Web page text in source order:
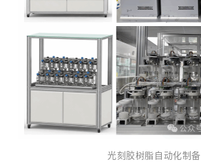
光刻胶树脂自动化制备